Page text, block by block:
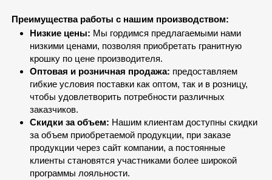
Преимущества работы с нашим производством:
Низкие цены: Мы гордимся предлагаемыми нами
низкими ценами, позволяя приобретать гранитную
крошку по цене производителя.
Оптовая и розничная продажа: предоставляем
гибкие условия поставки как оптом, так и в розницу,
чтобы удовлетворить потребности различных
заказчиков.
Скидки за объем: Нашим клиентам доступны скидки
за объем приобретаемой продукции, при заказе
продукции через сайт компании, а постоянные
клиенты становятся участниками более широкой
программы лояльности.